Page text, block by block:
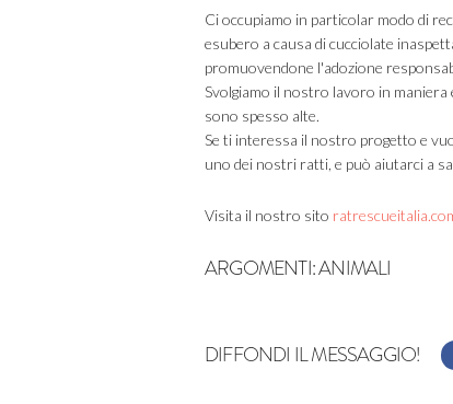
Ci occupiamo in particolar modo di
esubero a causa di cucciolate
promuovendone l'adozione
Svolgiamo il nostro lavoro in
sono spesso alte.
Se ti interessa il nostro progetto e
uno dei nostri ratti, e può aiutarci a
Visita il nostro sito
ARGOMENTI:ANIMALI
DIFFONDI IL MESSAGGIO!